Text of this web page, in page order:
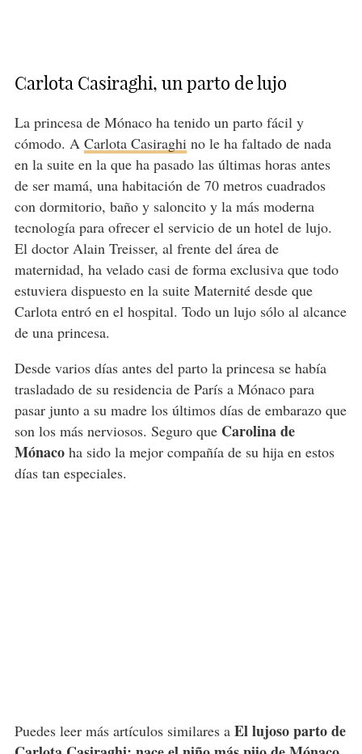
Carlota Casiraghi, un parto de lujo
La princesa de Mónaco ha tenido un parto fácil y
cómodo. A Carlota Casiraghi no le ha faltado de nada
en la suite en la que ha pasado las últimas horas antes
de ser mamá, una habitación de 70 metros cuadrados
con dormitorio, baño y saloncito y la más moderna
tecnología para ofrecer el servicio de un hotel de lujo.
El doctor Alain Treisser, al frente del área de
maternidad, ha velado casi de forma exclusiva que todo
estuviera dispuesto en la suite Maternité desde que
Carlota entró en el hospital. Todo un lujo sólo al alcance
de una princesa.
Desde varios días antes del parto la princesa se había
trasladado de su residencia de París a Mónaco para
pasar junto a su madre los últimos días de embarazo que
son los más nerviosos. Seguro que Carolina de
Mónacoha sido la mejor compañía de su hija en estos
días tan especiales.
Puedes leer más artículos similares a El lujoso parto de